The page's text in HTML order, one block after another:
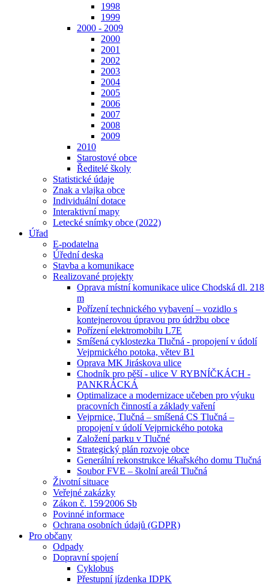
1998
1999
2000 - 2009
2000
2001
2002
2003
2004
2005
2006
2007
2008
2009
2010
Starostové obce
Ředitelé školy
Statistické údaje
Znak a vlajka obce
Individuální dotace
Interaktivní mapy
Letecké snímky obce (2022)
Úřad
E-podatelna
Úřední deska
Stavba a komunikace
Realizované projekty
Oprava místní komunikace ulice Chodská dl. 218
m
Pořízení technického vybavení – vozidlo s
kontejnerovou úpravou pro údržbu obce
Pořízení elektromobilu L7E
Smíšená cyklostezka Tlučná - propojení v údolí
Vejprnického potoka, větev B1
Oprava MK Jiráskova ulice
Chodník pro pěší - ulice V RYBNÍČKÁCH -
PANKRÁCKÁ
Optimalizace a modernizace učeben pro výuku
pracovních činností a základy vaření
Vejprnice, Tlučná – smíšená CS Tlučná –
propojení v údolí Vejprnického potoka
Založení parku v Tlučné
Strategický plán rozvoje obce
Generální rekonstrukce lékařského domu Tlučná
Soubor FVE – školní areál Tlučná
Životní situace
Veřejné zakázky
Zákon č. 159⁄2006 Sb
Povinné informace
Ochrana osobních údajů (GDPR)
Pro občany
Odpady
Dopravní spojení
Cyklobus
Přestupní jízdenka IDPK